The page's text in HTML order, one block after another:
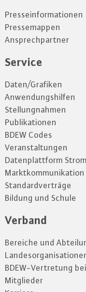
Presseinformationen
Pressemappen
Ansprechpartner
Service
Daten/Grafiken
Anwendungshilfen
Stellungnahmen
Publikationen
BDEW Codes
Veranstaltungen
Datenplattform
Marktkommunikation
Standardverträge
Bildung und Schule
Verband
Bereiche und
BDEW-Vertretung
Mitglieder